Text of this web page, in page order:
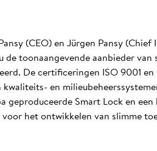
(CEO) en Jürgen Pansy
toonaangevende aanbieder van
De certificeringen ISO 9001 en
en
Smart Lock en een
het ontwikkelen van slimme